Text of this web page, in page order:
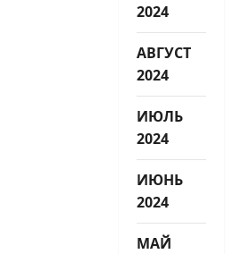
2024
АВГУСТ
2024
ИЮЛЬ
2024
ИЮНЬ
2024
МАЙ